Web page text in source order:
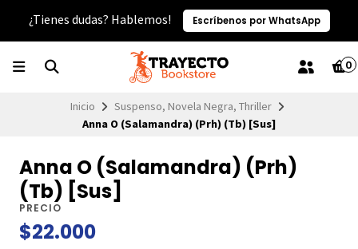
¿Tienes dudas? Hablemos! Escríbenos por WhatsApp
0
Inicio
Suspenso, Novela Negra, Thriller
Anna O (Salamandra) (Prh) (Tb) [Sus]
Anna O (Salamandra) (Prh)
(Tb) [Sus]
PRECIO
$22.000